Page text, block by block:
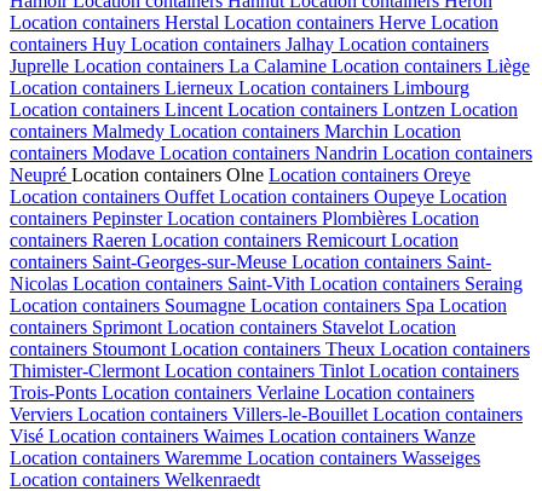
Location containers Herstal Location containers Herve Location
containers Huy Location containers Jalhay Location containers
Juprelle Location containers La Calamine Location containers Liège
Location containers Lierneux Location containers Limbourg
Location containers Lincent Location containers Lontzen Location
containers Malmedy Location containers Marchin Location
containers Modave Location containers Nandrin Location containers
Neupré Location containers Olne Location containers Oreye
Location containers Ouffet Location containers Oupeye Location
containers Pepinster Location containers Plombières Location
containers Raeren Location containers Remicourt Location
containers Saint-Georges-sur-Meuse Location containers Saint-
Nicolas Location containers Saint-Vith Location containers Seraing
Location containers Soumagne Location containers Spa Location
containers Sprimont Location containers Stavelot Location
containers Stoumont Location containers Theux Location containers
Thimister-Clermont Location containers Tinlot Location containers
Trois-Ponts Location containers Verlaine Location containers
Verviers Location containers Villers-le-Bouillet Location containers
Visé Location containers Waimes Location containers Wanze
Location containers Waremme Location containers Wasseiges
Location containers Welkenraedt